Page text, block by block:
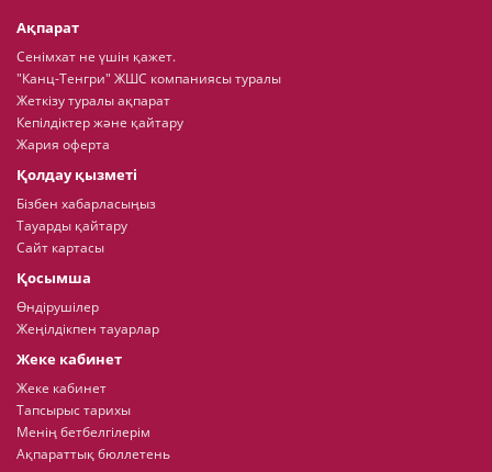
Ақпарат
Сенімхат не үшін қажет.
"Канц-Тенгри" ЖШС компаниясы туралы
Жеткізу туралы ақпарат
Кепілдіктер және қайтару
Жария оферта
Қолдау қызметі
Бізбен хабарласыңыз
Тауарды қайтару
Сайт картасы
Қосымша
Өндірушілер
Жеңілдікпен тауарлар
Жеке кабинет
Жеке кабинет
Тапсырыс тарихы
Менің бетбелгілерім
Ақпараттық бюллетень